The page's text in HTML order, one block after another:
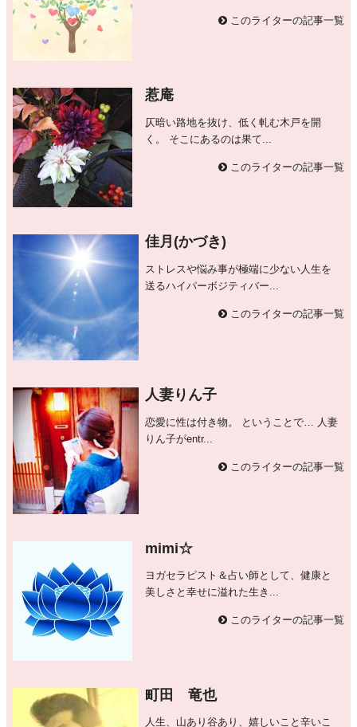
このライターの記事一覧
惹庵
仄暗い路地を抜け、低く軋む木戸を開
く。 そこにあるのは果て...
このライターの記事一覧
佳月(かづき)
ストレスや悩み事が極端に少ない人生を
送るハイパーボジティバー...
このライターの記事一覧
人妻りん子
恋愛に性は付き物。 ということで… 人妻
りん子がentr...
このライターの記事一覧
mimi☆
ヨガセラピスト＆占い師として、健康と
美しさと幸せに溢れた生き...
このライターの記事一覧
町田 竜也
人生、山あり谷あり、嬉しいこと辛いこ